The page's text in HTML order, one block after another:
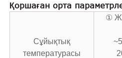
Қоршаған орта
Сұйықтық
температурасы
①